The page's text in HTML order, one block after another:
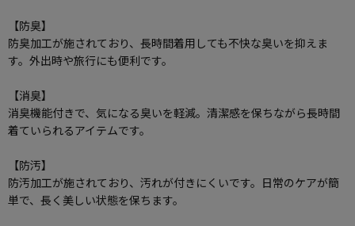
【防臭】
防臭加工が施されており、長時間着用しても不快な臭いを抑えま
す。外出時や旅行にも便利です。
【消臭】
消臭機能付きで、気になる臭いを軽減。清潔感を保ちながら長時間
着ていられるアイテムです。
【防汚】
防汚加工が施されており、汚れが付きにくいです。日常のケアが簡
単で、長く美しい状態を保ちます。